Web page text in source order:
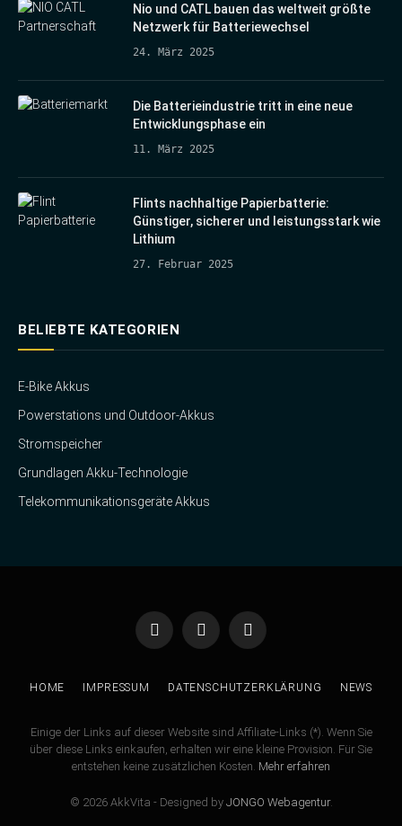
Nio und CATL bauen das weltweit größte
Netzwerk für Batteriewechsel
24. März 2025
Die Batterieindustrie tritt in eine neue
Entwicklungsphase ein
11. März 2025
Flints nachhaltige Papierbatterie:
Günstiger, sicherer und leistungsstark wie
Lithium
27. Februar 2025
BELIEBTE KATEGORIEN
E-Bike Akkus
Powerstations und Outdoor-Akkus
Stromspeicher
Grundlagen Akku-Technologie
Telekommunikationsgeräte Akkus
FacebookTwitter Instagram
HOME IMPRESSUM DATENSCHUTZERKLÄRUNG NEWS
Einige der Links auf dieser Website sind Affiliate-Links (*). Wenn Sie
über diese Links einkaufen, erhalten wir eine kleine Provision. Für Sie
entstehen keine zusätzlichen Kosten. Mehr erfahren
© 2026 AkkVita - Designed by JONGO Webagentur.